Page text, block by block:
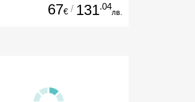
67€ / 131.04
лв.